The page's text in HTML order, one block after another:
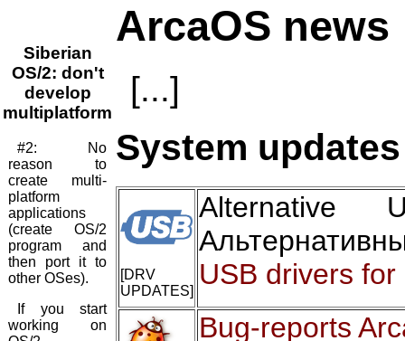
Siberian
OS/2: don't
develop
multiplatform
#2: No
reason to
create multi-
platform
applications
(create OS/2
program and
then port it to
other OSes).
If you start
working on
ArcaOS news
[...]
System
[DRV
UPDATES]
USB drivers for
Bug-reports